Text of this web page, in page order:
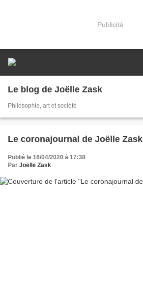
Publicité
Le blog de Joëlle Zask
Philosophie, art et société
Le coronajournal de Joëlle Zask
Publié le 16/04/2020 à 17:38
Par Joëlle Zask